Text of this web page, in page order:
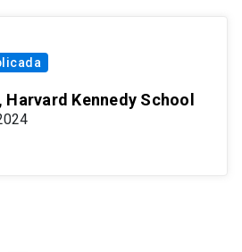
Kennedy School